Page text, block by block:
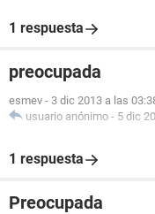
1 respuesta
preocupada
esmev - 3 dic 2013 a las
usuario anónimo - 5 dic
1 respuesta
Preocupada